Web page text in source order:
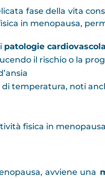
fase della vita
in menopausa,
patologie
il rischio o la
temperatura, noti
fisica in
avviene una